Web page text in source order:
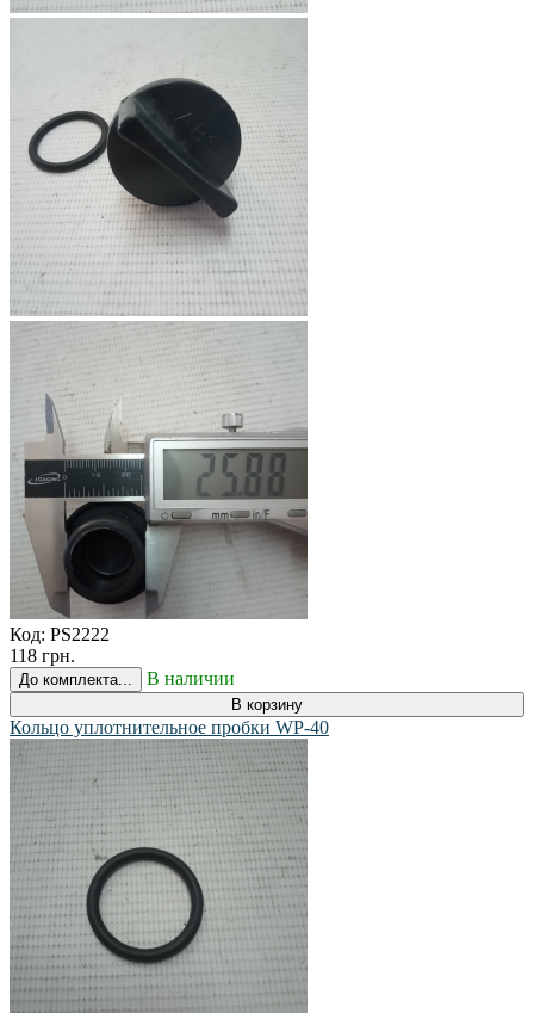
Код: PS2222
118 грн.
До комплекта... В наличии
В корзину
Кольцо уплотнительное пробки WP-40